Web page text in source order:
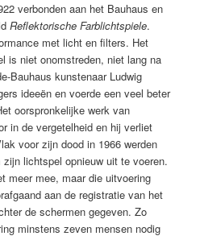
verbonden aan het Bauhaus en
Reflektorische Farblichtspiele.
met licht en filters. Het
is niet onomstreden, niet lang na
Bauhaus kunstenaar Ludwig
ideeën en voerde een veel beter
oorspronkelijke werk van
in de vergetelheid en hij verliet
voor zijn dood in 1966 werden
lichtspel opnieuw uit te voeren.
meer mee, maar die uitvoering
aan de registratie van het
de schermen gegeven. Zo
minstens zeven mensen nodig